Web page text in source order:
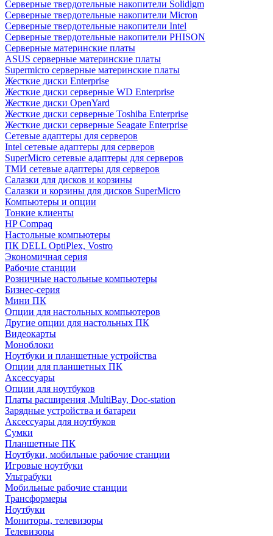
Cерверные твердотельные накопители Solidigm
Cерверные твердотельные накопители Micron
Cерверные твердотельные накопители Intel
Cерверные твердотельные накопители PHISON
Серверные материнские платы
ASUS серверные материнские платы
Supermicro серверные материнские платы
Жесткие диски Enterprise
Жесткие диски серверные WD Enterprise
Жесткие диски OpenYard
Жесткие диски серверные Toshiba Enterprise
Жесткие диски серверные Seagate Enterprise
Сетевые адаптеры для серверов
Intel сетевые адаптеры для серверов
SuperMicro сетевые адаптеры для серверов
ТМИ сетевые адаптеры для серверов
Салазки для дисков и корзины
Салазки и корзины для дисков SuperMicro
Компьютеры и опции
Тонкие клиенты
HP Compaq
Настольные компьютеры
ПК DELL OptiPlex, Vostro
Экономичная серия
Рабочие станции
Розничные настольные компьютеры
Бизнес-серия
Мини ПК
Опции для настольных компьютеров
Другие опции для настольных ПК
Видеокарты
Моноблоки
Ноутбуки и планшетные устройства
Опции для планшетных ПК
Аксессуары
Опции для ноутбуков
Платы расширения ,MultiBay, Doc-station
Зарядные устройства и батареи
Аксессуары для ноутбуков
Сумки
Планшетные ПК
Ноутбуки, мобильные рабочие станции
Игровые ноутбуки
Ультрабуки
Мобильные рабочие станции
Трансформеры
Ноутбуки
Мониторы, телевизоры
Телевизоры